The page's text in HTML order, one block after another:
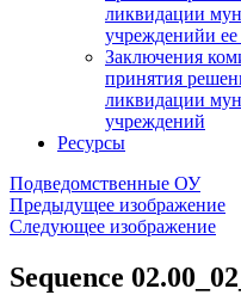
ликвидации
учрежденийи ее
Заключения
принятия
ликвидации
учреждений
Ресурсы
Подведомственные ОУ
Предыдущее изображение
Следующее изображение
Sequence